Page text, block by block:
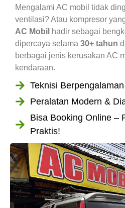
Mengalami AC mobil tidak
ventilasi? Atau kompresor
AC Mobil hadir sebagai
dipercaya selama 30+ tahun
berbagai jenis kerusakan AC
kendaraan.
Teknisi
Peralatan Modern &
Bisa Booking Online –
Praktis!